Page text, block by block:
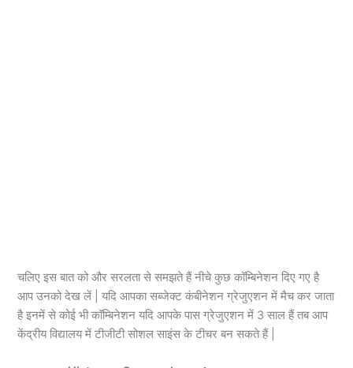
चलिए इस बात को और सरलता से समझते हैं नीचे कुछ कॉम्बिनेशन दिए गए है
आप उनको देख लें | यदि आपका सब्जेक्ट कंबीनेशन ग्रेजुएशन में मैच कर जाता
है इनमें से कोई भी कॉम्बिनेशन यदि आपके पास ग्रेजुएशन में 3 साल हैं तब आप
केंद्रीय विद्यालय में टीजीटी सोशल साइंस के टीचर बन सकते हैं |